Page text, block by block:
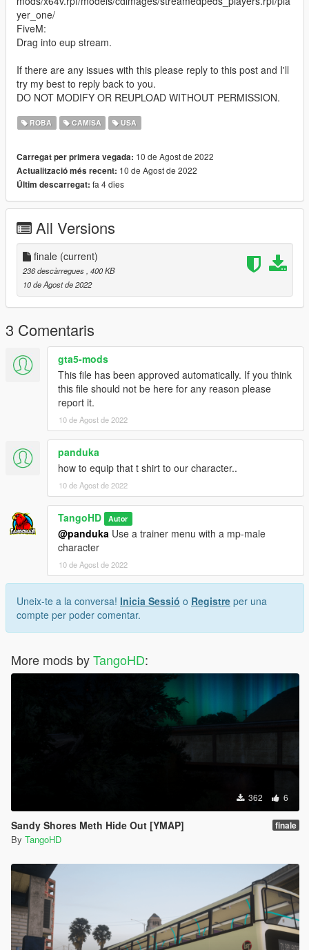
yer_one/
FiveM:
Drag into eup stream.
If there are any issues with this please reply to this post and I'll
try my best to reply back to you.
DO NOT MODIFY OR REUPLOAD WITHOUT PERMISSION.
ROBA CAMISA USA
Carregat per primera vegada: 10 de Agost de 2022
Actualització més recent: 10 de Agost de 2022
Últim descarregat: fa 4 dies
All Versions
finale (current)
236 descàrregues, 400 KB
10 de Agost de 2022
3 Comentaris
gta5-mods
This file has been approved automatically. If you think
this file should not be here for any reason please
report it.
10 de Agost de 2022
panduka
how to equip that t shirt to our character..
10 de Agost de 2022
TangoHD Autor
@panduka Use a trainer menu with a mp-male
character
10 de Agost de 2022
Uneix-te a la conversa! Inicia Sessió o Registre per una
compte per poder comentar.
More mods byTangoHD:
362 6
Sandy Shores Meth Hide Out [YMAP] finale
By TangoHD